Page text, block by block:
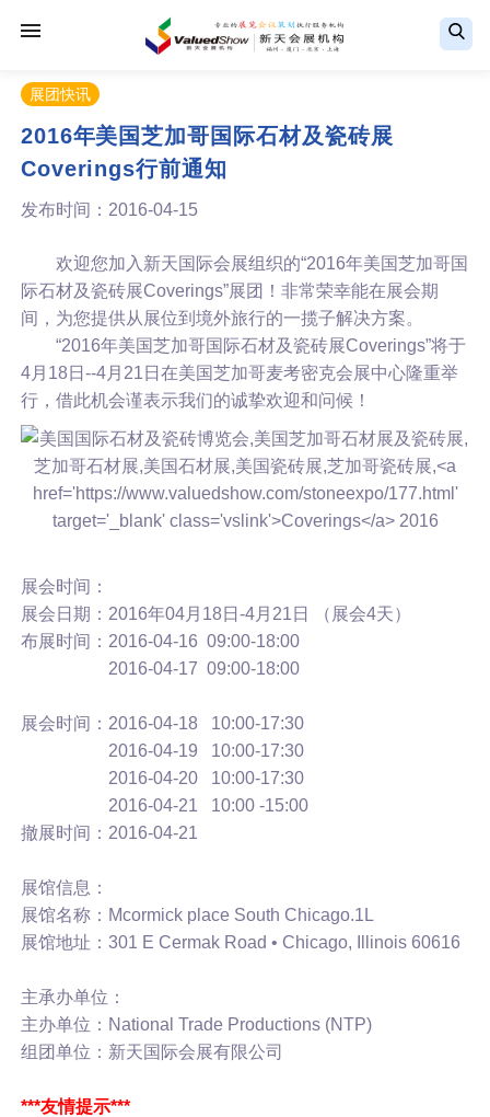
展团快讯
2016年美国芝加哥国际石材及瓷砖展
Coverings行前通知
发布时间：2016-04-15
欢迎您加入新天国际会展组织的“2016年美国芝加哥国
际石材及瓷砖展Coverings”展团！非常荣幸能在展会期
间，为您提供从展位到境外旅行的一揽子解决方案。
“2016年美国芝加哥国际石材及瓷砖展Coverings”将于
4月18日--4月21日在美国芝加哥麦考密克会展中心隆重举
行，借此机会谨表示我们的诚挚欢迎和问候！
展会时间：
展会日期：2016年04月18日-4月21日 （展会4天）
布展时间：2016-04-16 09:00-18:00
2016-04-17 09:00-18:00
展会时间：2016-04-18 10:00-17:30
2016-04-19 10:00-17:30
2016-04-20 10:00-17:30
2016-04-21 10:00 -15:00
撤展时间：2016-04-21
展馆信息：
展馆名称：Mcormick place South Chicago.1L
展馆地址：301 E Cermak Road • Chicago, Illinois 60616
主承办单位：
主办单位：National Trade Productions (NTP)
组团单位：新天国际会展有限公司
***友情提示***